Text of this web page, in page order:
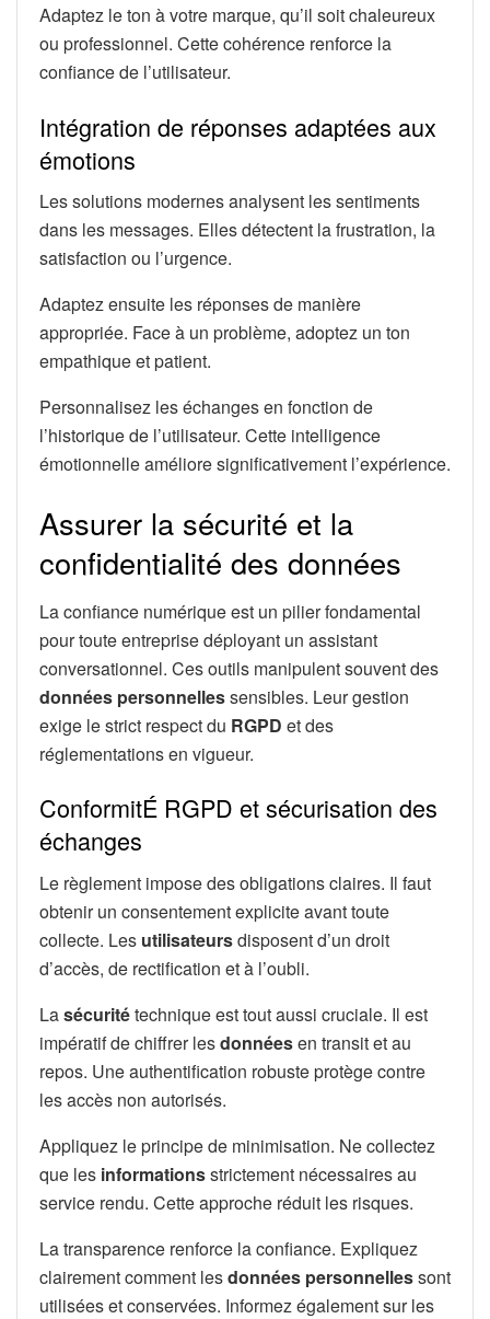
Adaptez le ton à votre marque, qu’il soit chaleureux
ou professionnel. Cette cohérence renforce la
confiance de l’utilisateur.
Intégration de réponses adaptées aux
émotions
Les solutions modernes analysent les sentiments
dans les messages. Elles détectent la frustration, la
satisfaction ou l’urgence.
Adaptez ensuite les réponses de manière
appropriée. Face à un problème, adoptez un ton
empathique et patient.
Personnalisez les échanges en fonction de
l’historique de l’utilisateur. Cette intelligence
émotionnelle améliore significativement l’expérience.
Assurer la sécurité et la
confidentialité des données
La confiance numérique est un pilier fondamental
pour toute entreprise déployant un assistant
conversationnel. Ces outils manipulent souvent des
données personnellessensibles. Leur gestion
exige le strict respect du RGPD et des
réglementations en vigueur.
ConformitÉ RGPD et sécurisation des
échanges
Le règlement impose des obligations claires. Il faut
obtenir un consentement explicite avant toute
collecte. Les utilisateursdisposent d’un droit
d’accès, de rectification et à l’oubli.
Lasécuritétechnique est tout aussi cruciale. Il est
impératif de chiffrer lesdonnéesen transit et au
repos. Une authentification robuste protège contre
les accès non autorisés.
Appliquez le principe de minimisation. Ne collectez
que les informationsstrictement nécessaires au
service rendu. Cette approche réduit les risques.
La transparence renforce la confiance. Expliquez
clairement comment lesdonnées personnellessont
utilisées et conservées. Informez également sur les